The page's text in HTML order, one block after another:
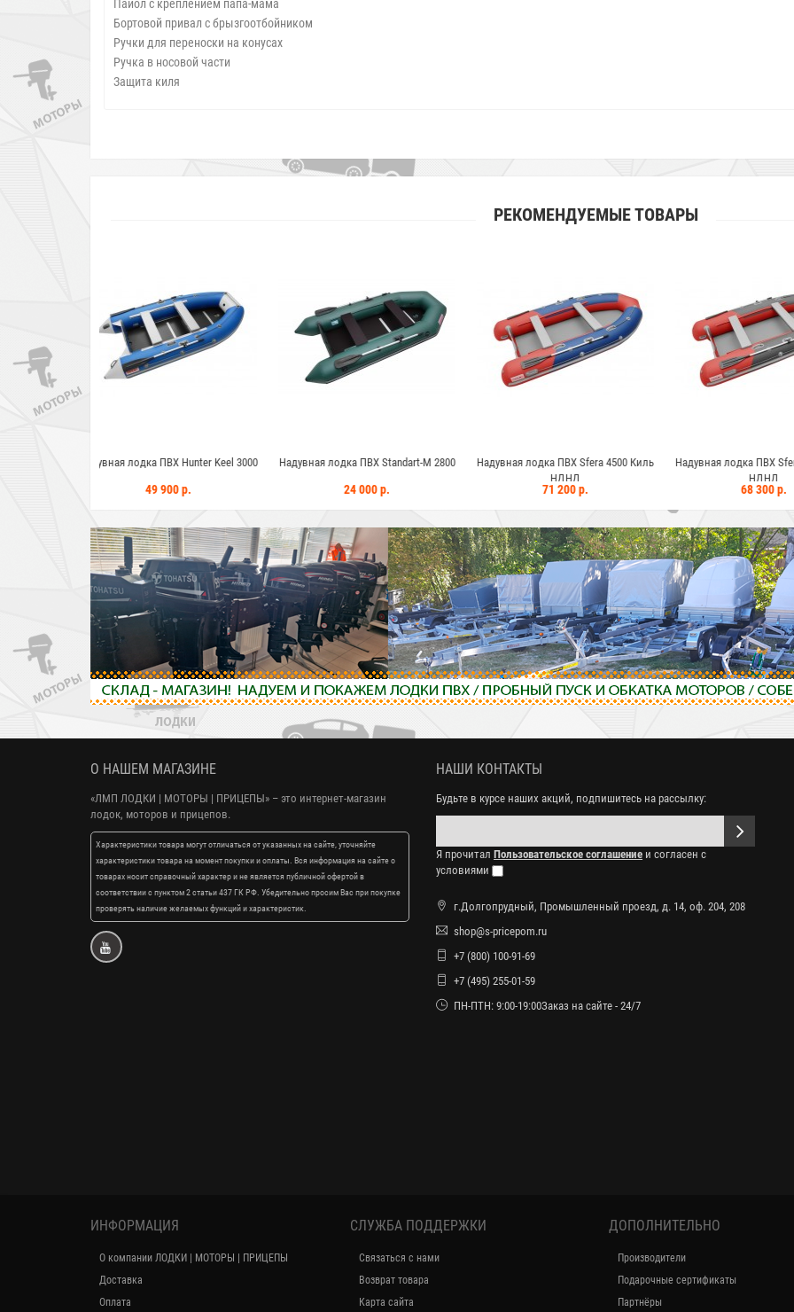
Пайол с креплением папа-мама
Бортовой привал с брызгоотбойником
Ручки для переноски на конусах
Ручка в носовой части
Защита киля
РЕКОМЕНДУЕМЫЕ ТОВАРЫ
Hunter Keel 3000 Надувная лодка ПВХ Standart-M 2800
24 000 р.
Надувная лодка ПВХ Sfera 4500 Киль
71 200 р.
Надувная лодка ПВХ Sfera 4200 Киль
68 300 р.
Надувная
66
О НАШЕМ МАГАЗИНЕ
«ЛМП ЛОДКИ | МОТОРЫ | ПРИЦЕПЫ» – это интернет-магазин
лодок, моторов и прицепов.
Характеристики товара могут отличаться от указанных на сайте, уточняйте
характеристики товара на момент покупки и оплаты. Вся информация на сайте о
товарах носит справочный характер и не является публичной офертой в
соответствии с пунктом 2 статьи 437 ГК РФ. Убедительно просим Вас при покупке
проверять наличие желаемых функций и характеристик.
НАШИ КОНТАКТЫ
Будьте в курсе наших акций, подпишитесь на рассылку:
Я прочитал Пользовательское соглашение и согласен с
условиями
г.Долгопрудный, Промышленный проезд, д. 14, оф. 204, 208
shop@s-pricepom.ru
+7 (800) 100-91-69
+7 (495) 255-01-59
ПН-ПТН: 9:00-19:00Заказ на сайте - 24/7
ИНФОРМАЦИЯ
О компании ЛОДКИ | МОТОРЫ | ПРИЦЕПЫ
Доставка
Оплата
СЛУЖБА ПОДДЕРЖКИ
Связаться с нами
Возврат товара
Карта сайта
ДОПОЛНИТЕЛЬНО
Производители
Подарочные сертификаты
Партнёры